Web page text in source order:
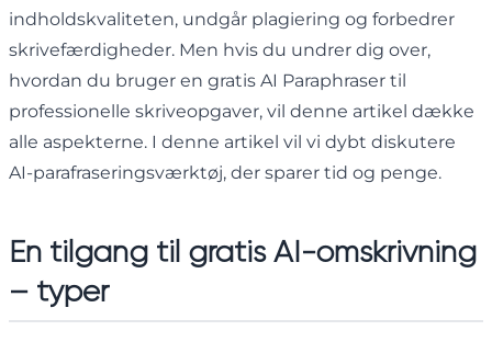
indholdskvaliteten, undgår plagiering og forbedrer
skrivefærdigheder. Men hvis du undrer dig over,
hvordan du bruger en gratis AI Paraphraser til
professionelle skriveopgaver, vil denne artikel dække
alle aspekterne. I denne artikel vil vi dybt diskutere
AI-parafraseringsværktøj, der sparer tid og penge.
En tilgang til gratis AI-omskrivning
– typer